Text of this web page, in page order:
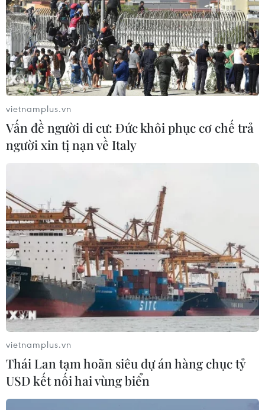
Thông qua đề án nhân sự Đoàn Chủ tịch
Ủy ban Trung ương Mặt trận Tổ quốc khóa
X
17/10/2024 11:59
Số lượng Ủy viên Ủy ban Trung ương Mặt trận Tổ quốc
Việt Nam khóa X, nhiệm kỳ 2024-2029 là 405 vị, Đoàn
Chủ tịch gồm 72 vị, Ban Thường trực gồm 6 vị và Phó
Chủ tịch không chuyên trách gồm 8 vị.
vietnamplus.vn
Vấn đề người di cư: Đức khôi phục cơ chế trả
người xin tị nạn về Italy
vietnamplus.vn
Thái Lan tạm hoãn siêu dự án hàng chục tỷ
USD kết nối hai vùng biển